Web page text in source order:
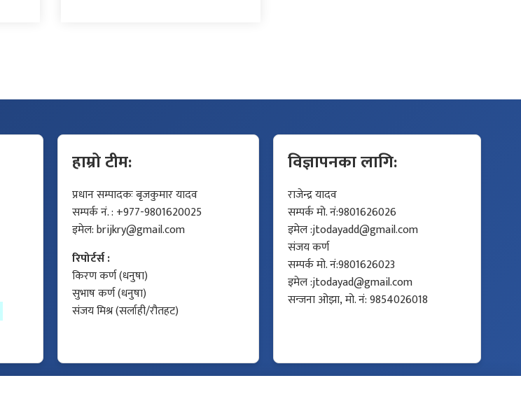
हाम्रो टीम:
प्रधान सम्पादकः बृजकुमार यादव
सम्पर्क नं. : +977-9801620025
इमेल:brijkry@gmail.com
रिपोर्टर्स :
किरण कर्ण (धनुषा)
सुभाष कर्ण (धनुषा)
संजय मिश्र (सर्लाही/रौतहट)
विज्ञापनका लागि:
राजेन्द्र यादव
सम्पर्क मो. नं:9801626026
इमेल :jtodayadd@gmail.com
संजय कर्ण
सम्पर्क मो. नं:9801626023
इमेल :jtodayad@gmail.com
सन्जना ओझा, मो. नं: 9854026018